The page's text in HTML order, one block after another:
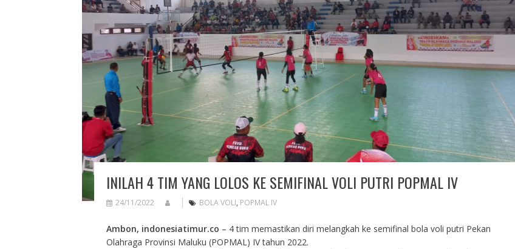
INILAH 4 TIM YANG LOLOS KE SEMIFINAL VOLI PUTRI POPMAL IV
24/11/2022 BOLA VOLI, POPMAL IV
Ambon, indonesiatimur.co – 4 tim memastikan diri melangkah ke semifinal bola voli putri Pekan
Olahraga Provinsi Maluku (POPMAL) IV tahun 2022.